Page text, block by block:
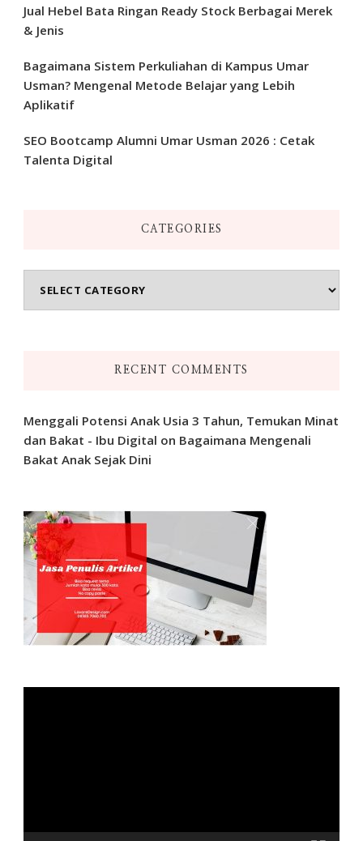
Jual Hebel Bata Ringan Ready Stock Berbagai Merek
& Jenis
Bagaimana Sistem Perkuliahan di Kampus Umar
Usman? Mengenal Metode Belajar yang Lebih
Aplikatif
SEO Bootcamp Alumni Umar Usman 2026 : Cetak
Talenta Digital
CATEGORIES
RECENT COMMENTS
Menggali Potensi Anak Usia 3 Tahun, Temukan Minat
dan Bakat - Ibu Digital on Bagaimana Mengenali
Bakat Anak Sejak Dini